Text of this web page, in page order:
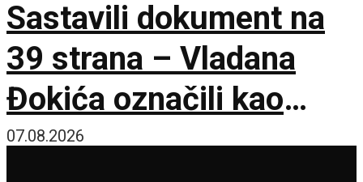
Sastavili dokument na
39 strana – Vladana
Đokića označili kao
visokorizičnog
07.08.2026